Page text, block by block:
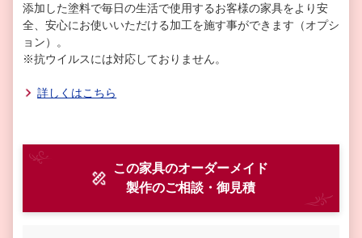
添加した塗料で毎日の生活で使用するお客様の家具をより安
全、安心にお使いいただける加工を施す事ができます（オプシ
ョン）。
※抗ウイルスには対応しておりません。
詳しくはこちら
この家具のオーダーメイド
製作のご相談・御見積